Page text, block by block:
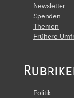
Newsletter
Spenden
Themen
Frühere
Politik